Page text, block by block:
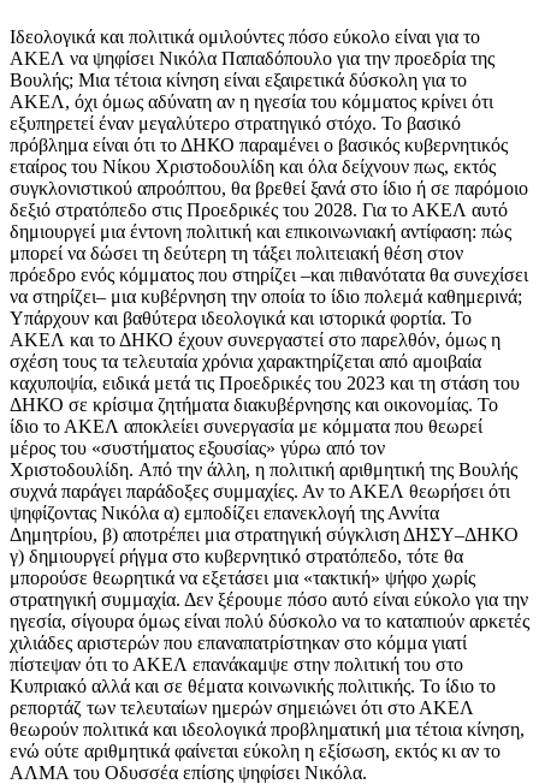
Ιδεολογικά και πολιτικά ομιλούντες πόσο εύκολο είναι για το
ΑΚΕΛ να ψηφίσει Νικόλα Παπαδόπουλο για την προεδρία της
Βουλής; Μια τέτοια κίνηση είναι εξαιρετικά δύσκολη για το
ΑΚΕΛ, όχι όμως αδύνατη αν η ηγεσία του κόμματος κρίνει ότι
εξυπηρετεί έναν μεγαλύτερο στρατηγικό στόχο. Το βασικό
πρόβλημα είναι ότι το ΔΗΚΟ παραμένει ο βασικός κυβερνητικός
εταίρος του Νίκου Χριστοδουλίδη και όλα δείχνουν πως, εκτός
συγκλονιστικού απροόπτου, θα βρεθεί ξανά στο ίδιο ή σε παρόμοιο
δεξιό στρατόπεδο στις Προεδρικές του 2028. Για το ΑΚΕΛ αυτό
δημιουργεί μια έντονη πολιτική και επικοινωνιακή αντίφαση: πώς
μπορεί να δώσει τη δεύτερη τη τάξει πολιτειακή θέση στον
πρόεδρο ενός κόμματος που στηρίζει –και πιθανότατα θα συνεχίσει
να στηρίζει– μια κυβέρνηση την οποία το ίδιο πολεμά καθημερινά;
Υπάρχουν και βαθύτερα ιδεολογικά και ιστορικά φορτία. Το
ΑΚΕΛ και το ΔΗΚΟ έχουν συνεργαστεί στο παρελθόν, όμως η
σχέση τους τα τελευταία χρόνια χαρακτηρίζεται από αμοιβαία
καχυποψία, ειδικά μετά τις Προεδρικές του 2023 και τη στάση του
ΔΗΚΟ σε κρίσιμα ζητήματα διακυβέρνησης και οικονομίας. Το
ίδιο το ΑΚΕΛ αποκλείει συνεργασία με κόμματα που θεωρεί
μέρος του «συστήματος εξουσίας» γύρω από τον
Χριστοδουλίδη. Από την άλλη, η πολιτική αριθμητική της Βουλής
συχνά παράγει παράδοξες συμμαχίες. Αν το ΑΚΕΛ θεωρήσει ότι
ψηφίζοντας Νικόλα α) εμποδίζει επανεκλογή της Αννίτα
Δημητρίου, β) αποτρέπει μια στρατηγική σύγκλιση ΔΗΣΥ–ΔΗΚΟ
γ) δημιουργεί ρήγμα στο κυβερνητικό στρατόπεδο, τότε θα
μπορούσε θεωρητικά να εξετάσει μια «τακτική» ψήφο χωρίς
στρατηγική συμμαχία. Δεν ξέρουμε πόσο αυτό είναι εύκολο για την
ηγεσία, σίγουρα όμως είναι πολύ δύσκολο να το καταπιούν αρκετές
χιλιάδες αριστερών που επαναπατρίστηκαν στο κόμμα γιατί
πίστεψαν ότι το ΑΚΕΛ επανάκαμψε στην πολιτική του στο
Κυπριακό αλλά και σε θέματα κοινωνικής πολιτικής. Το ίδιο το
ρεπορτάζ των τελευταίων ημερών σημειώνει ότι στο ΑΚΕΛ
θεωρούν πολιτικά και ιδεολογικά προβληματική μια τέτοια κίνηση,
ενώ ούτε αριθμητικά φαίνεται εύκολη η εξίσωση, εκτός κι αν το
ΑΛΜΑ του Οδυσσέα επίσης ψηφίσει Νικόλα.